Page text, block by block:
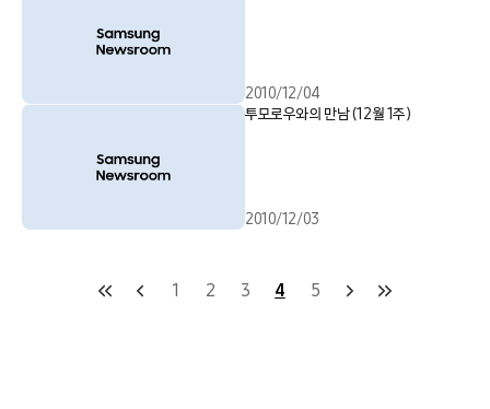
2010/12/04
투모로우와의 만남 (12월 1주)
2010/12/03
1 2 3 4 5